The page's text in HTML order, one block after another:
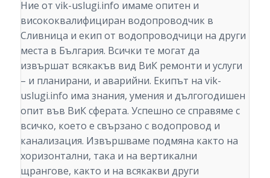
Ние от vik-uslugi.info имаме опитен и
висококвалифициран водопроводчик в
Сливница и екип от водопроводчици на други
места в България. Всички те могат да
извършат всякакъв вид ВиК ремонти и услуги
– и планирани, и аварийни. Екипът на vik-
uslugi.info има знания, умения и дългогодишен
опит във ВиК сферата. Успешно се справяме с
всичко, което е свързано с водопровод и
канализация. Извършваме подмяна както на
хоризонтални, така и на вертикални
щрангове, както и на всякакви други